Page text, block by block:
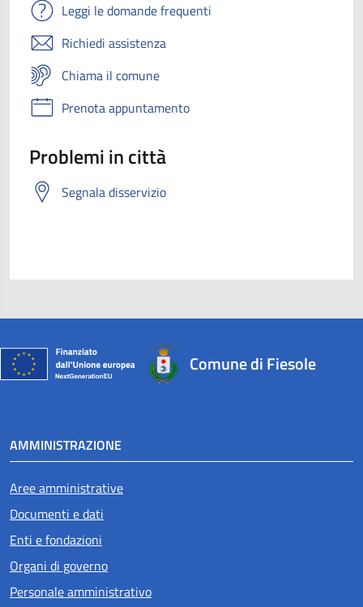
Leggi le domande frequenti
Richiedi assistenza
Chiama il comune
Prenota appuntamento
Problemi in città
Segnala disservizio
Comune di Fiesole
AMMINISTRAZIONE
Aree amministrative
Documenti e dati
Enti e fondazioni
Organi di governo
Personale amministrativo